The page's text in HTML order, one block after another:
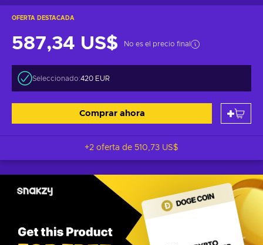
OFERTA DESTACADA
587,34 US$ No es el precio final
Seleccionado:420 EUR
Comprar ahora
+2 oferta de 510,73 US$